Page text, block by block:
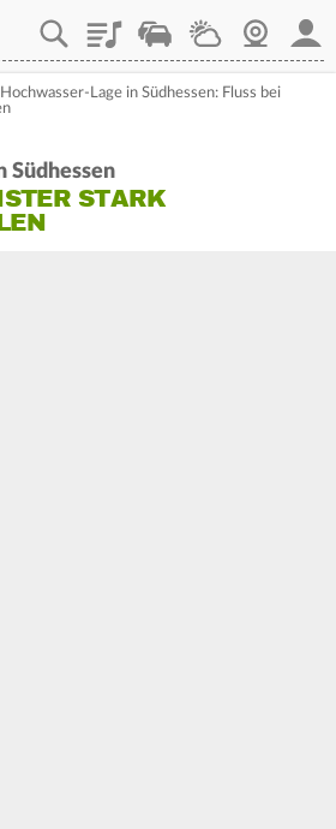
PlaylistStaupilotWetterWebcam
Hochwasser-Lage in Südhessen: Fluss bei
Südhessen
STARK